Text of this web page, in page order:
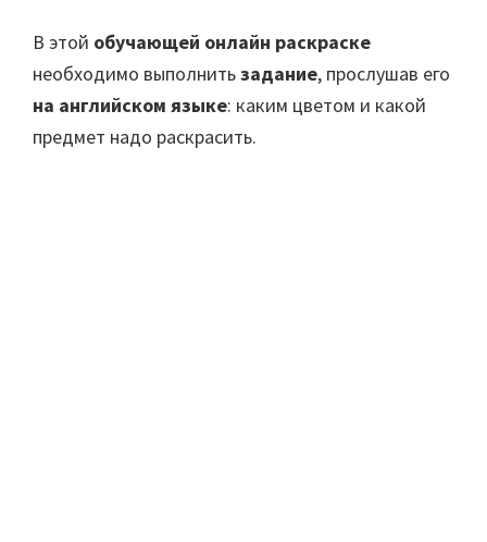
В этой обучающей онлайн раскраске
необходимо выполнитьзадание, прослушав его
на английском языке: каким цветом и какой
предмет надо раскрасить.